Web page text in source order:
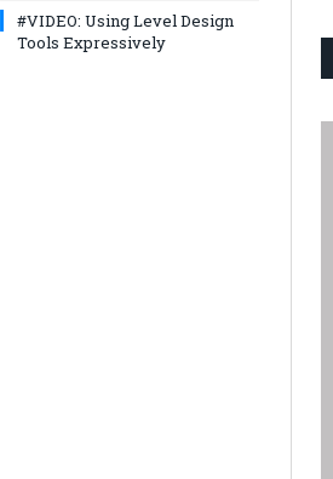
#VIDEO: Using Level Design
Tools Expressively